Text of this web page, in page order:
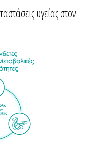
υγείας στον